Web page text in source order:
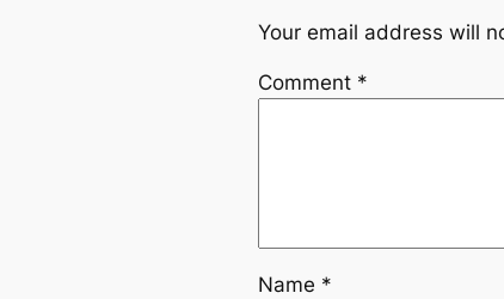
Your email address will
Comment *
Name *